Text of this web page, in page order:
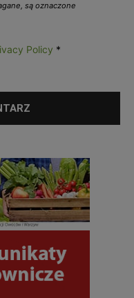
są oznaczone
Policy *